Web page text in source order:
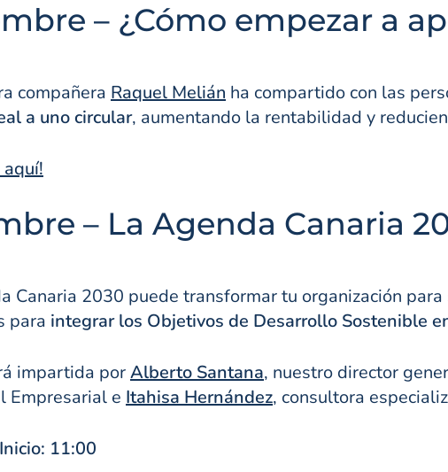
– ¿Cómo empezar a
compañera Raquel Melián ha compartido con las
a uno circular, aumentando la rentabilidad y
aquí!
– La Agenda Canaria
Canaria 2030 puede transformar tu organización para
para integrar los Objetivos de Desarrollo Sostenible
impartida porAlberto Santana, nuestro director
Empresarial e Itahisa Hernández, consultora
11:00